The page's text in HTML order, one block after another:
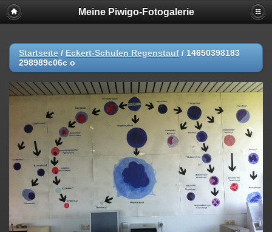
Meine Piwigo-Fotogalerie
Startseite / Eckert-Schulen Regenstauf / 14650398183
298989c06c o